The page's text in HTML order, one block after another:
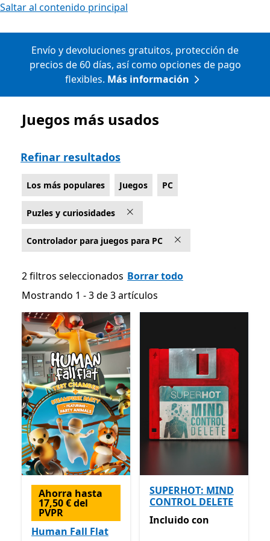
Saltar al contenido principal
Envío y devoluciones gratuitos, protección de
precios de 60 días, así como opciones de pago
flexibles. Más información
Lista Microsoft.com
Juegos más usados
Refinar resultados
Los más populares Juegos PC
Puzles y curiosidades
Controlador para juegos para PC
2 filtros seleccionados Borrar todo
Mostrando 1 - 3 de 3 artículos
Mostrando 1 - 3 de 3 artículos
Ahorra hasta
17,50 € del
PVPR
Human Fall Flat
SUPERHOT: MIND
CONTROL DELETE
Incluido con Game Pass
Incluidocon